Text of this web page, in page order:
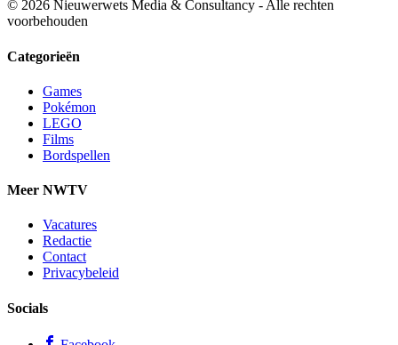
© 2026 Nieuwerwets Media & Consultancy - Alle rechten
voorbehouden
Categorieën
Games
Pokémon
LEGO
Films
Bordspellen
Meer NWTV
Vacatures
Redactie
Contact
Privacybeleid
Socials